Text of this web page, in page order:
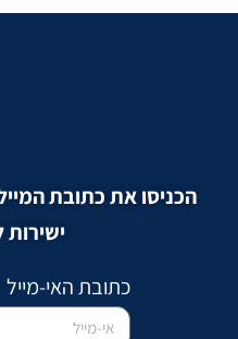
הכניסו את כתובת
ישירות
כתובת האי-מייל